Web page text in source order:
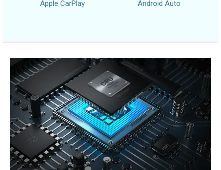
Apple CarPlay Android Auto